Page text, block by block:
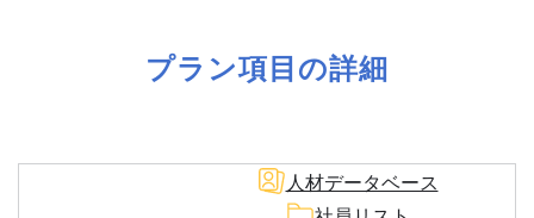
プラン項目の詳細
人材データベース